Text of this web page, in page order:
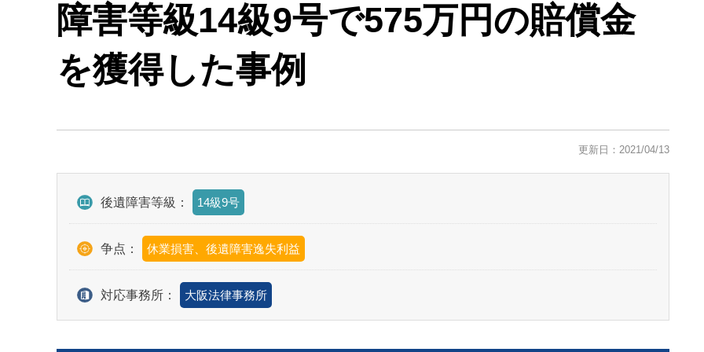
障害等級14級9号で575万円の賠償金
を獲得した事例
更新日：2021/04/13
後遺障害等級： 14級9号
争点： 休業損害、後遺障害逸失利益
対応事務所： 大阪法律事務所